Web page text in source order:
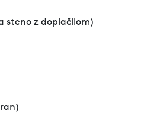
steno z doplačilom)